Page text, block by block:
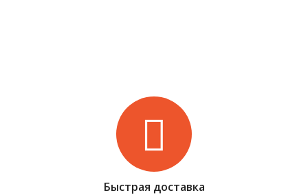
Быстрая доставка